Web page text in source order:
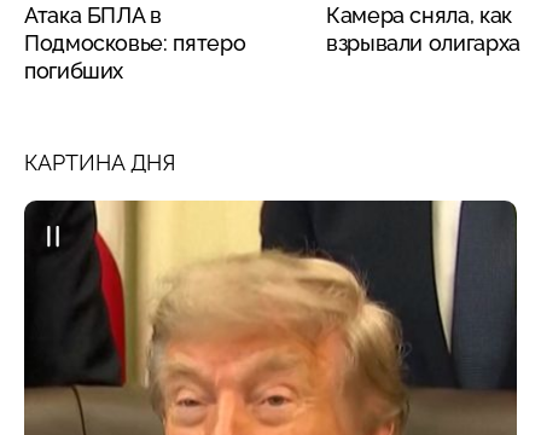
Атака БПЛА в
Подмосковье: пятеро
погибших
Камера сняла, как
взрывали олигарха
КАРТИНА ДНЯ